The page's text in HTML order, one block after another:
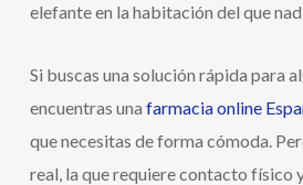
elefante en la habitación del que
Si buscas una solución rápida para
encuentras una farmacia online
que necesitas de forma cómoda.
real, la que requiere contacto físico